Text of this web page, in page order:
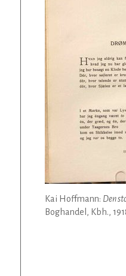
Kai Hoffmann: Den
Boghandel, Kbh.,